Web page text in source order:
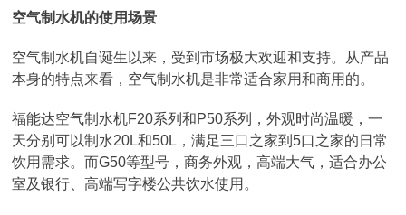
空气制水机的使用场景
空气制水机自诞生以来，受到市场极大欢迎和支持。从产品
本身的特点来看，空气制水机是非常适合家用和商用的。
福能达空气制水机F20系列和P50系列，外观时尚温暖，一
天分别可以制水20L和50L，满足三口之家到5口之家的日常
饮用需求。而G50等型号，商务外观，高端大气，适合办公
室及银行、高端写字楼公共饮水使用。